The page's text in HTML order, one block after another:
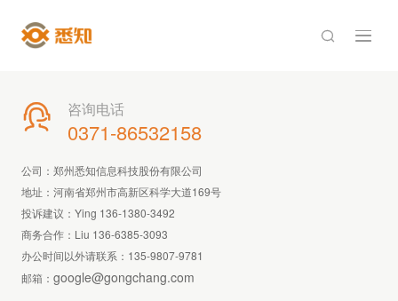

 咨询电话
0371-86532158
公司：郑州悉知信息科技股份有限公司
地址：河南省郑州市高新区科学大道169号
投诉建议：Ying 136-1380-3492
商务合作：Liu 136-6385-3093
办公时间以外请联系： 135-9807-9781
邮箱： google@gongchang.com